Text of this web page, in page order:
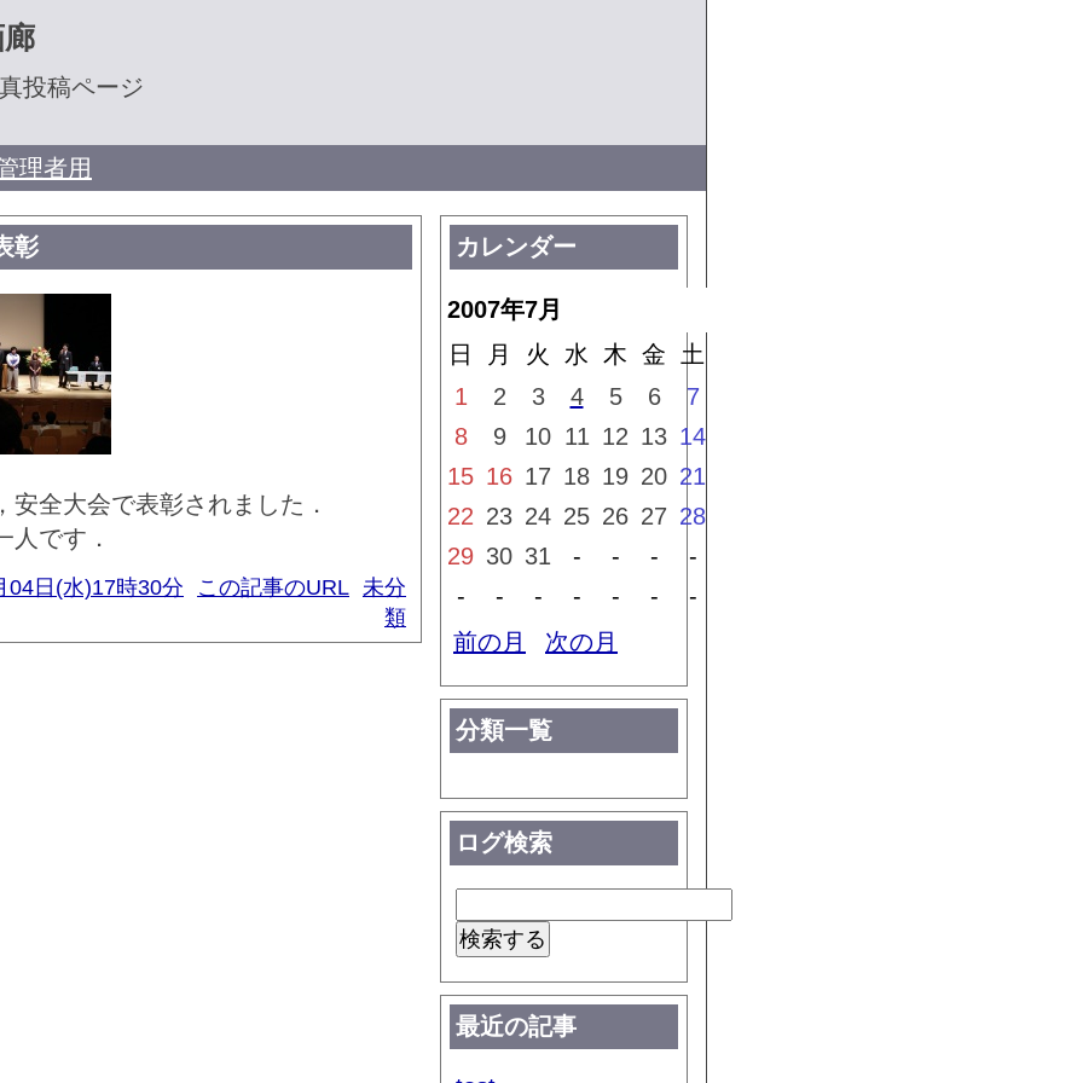
投稿ページ
理者用
彰
安全大会で表彰されました．
人です．
04日(水)17時30分 この記事のURL 未分
類
カレンダー
2007年7月
日
月 火 水 木 金
土
1
2 3 4 5 6
7
8
9 10 11 12 13 14
15 16 17 18 19 20 21
22 23 24 25 26 27 28
29 30 31 - - -
-
-
- - - - -
-
前の月
次の月
分類一覧
ログ検索
最近の記事